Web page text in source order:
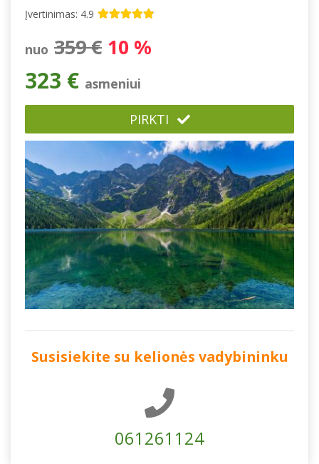
Įvertinimas: 4.9
nuo 359 € 10 %
323 € asmeniui
PIRKTI
Susisiekite su kelionės vadybininku
061261124